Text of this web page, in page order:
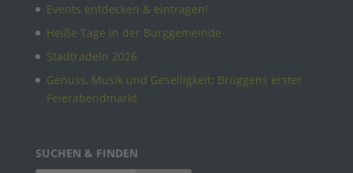
Events entdecken & eintragen!
Heiße Tage in der Burggemeinde
Stadtradeln 2026
Genuss, Musik und Geselligkeit: Brüggens erster
Feierabendmarkt
SUCHEN & FINDEN